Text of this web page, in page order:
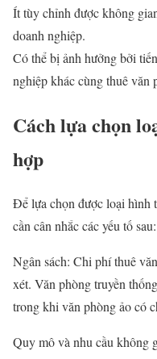
Ít tùy chỉnh được không
doanh nghiệp.
Có thể bị ảnh hưởng bởi
nghiệp khác cùng thuê văn
Cách lựa chọn
hợp
Để lựa chọn được loại hình
cần cân nhắc các yếu tố sau:
Ngân sách: Chi phí thuê
xét. Văn phòng truyền
trong khi văn phòng ảo có
Quy mô và nhu cầu không